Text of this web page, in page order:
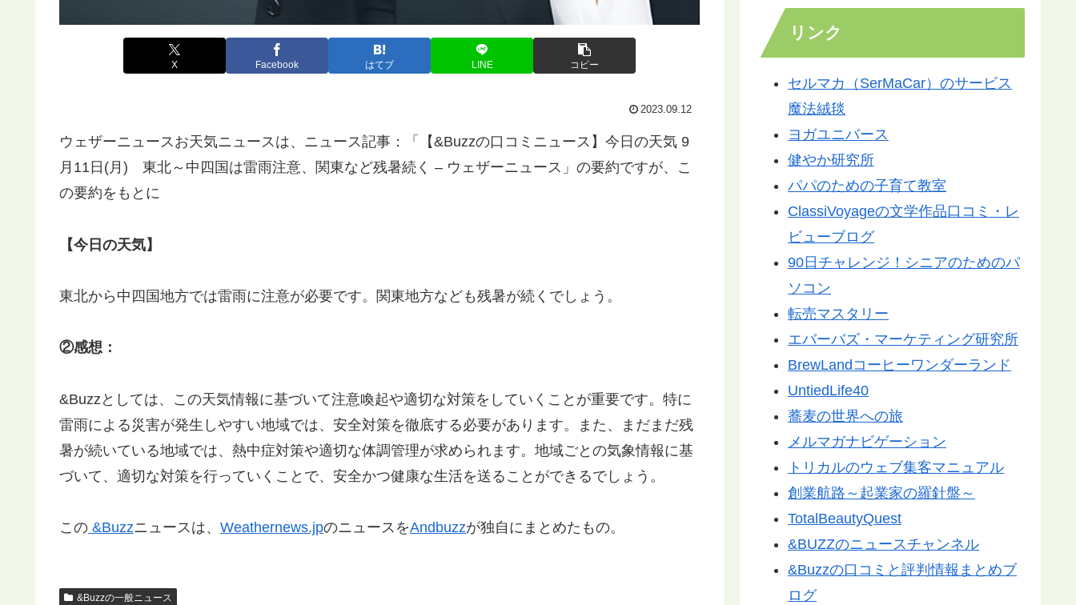
X Facebook はてブ LINE コピー
2023.09.12
ウェザーニュースお天気ニュースは、ニュース記事：「【&Buzzの口コミニュース】今日の天気 9
月11日(月) 東北～中四国は雷雨注意、関東など残暑続く – ウェザーニュース」の要約ですが、こ
の要約をもとに
【今日の天気】
東北から中四国地方では雷雨に注意が必要です。関東地方なども残暑が続くでしょう。
②感想：
&Buzzとしては、この天気情報に基づいて注意喚起や適切な対策をしていくことが重要です。特に
雷雨による災害が発生しやすい地域では、安全対策を徹底する必要があります。また、まだまだ残
暑が続いている地域では、熱中症対策や適切な体調管理が求められます。地域ごとの気象情報に基
づいて、適切な対策を行っていくことで、安全かつ健康な生活を送ることができるでしょう。
この &Buzzニュースは、 Weathernews.jpのニュースをAndbuzzが独自にまとめたもの。
&Buzzの一般ニュース
リンク
セルマカ（SerMaCar）のサービス
魔法絨毯
ヨガユニバース
健やか研究所
パパのための子育て教室
ClassiVoyageの文学作品口コミ・レ
ビューブログ
90日チャレンジ！シニアのためのパ
ソコン
転売マスタリー
エバーバズ・マーケティング研究所
BrewLandコーヒーワンダーランド
UntiedLife40
蕎麦の世界への旅
メルマガナビゲーション
トリカルのウェブ集客マニュアル
創業航路～起業家の羅針盤～
TotalBeautyQuest
&BUZZのニュースチャンネル
&Buzzの口コミと評判情報まとめブ
ログ